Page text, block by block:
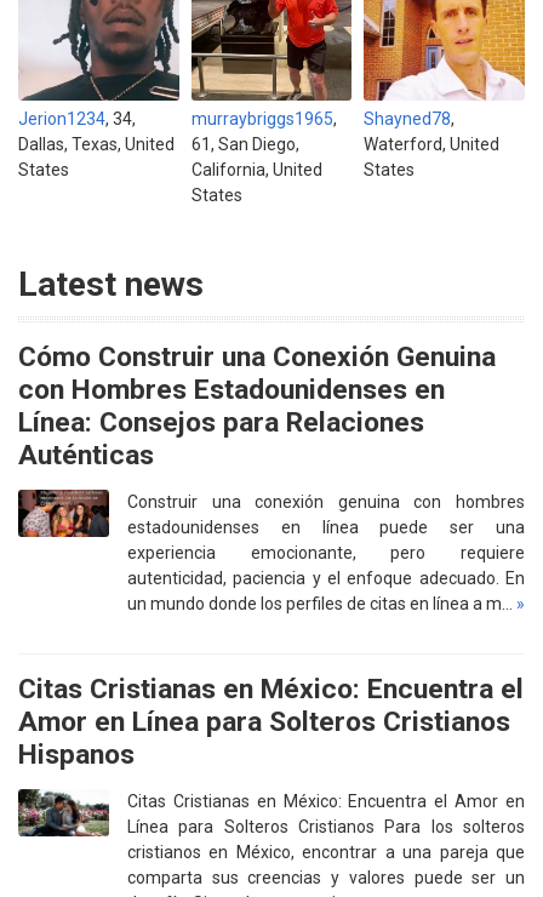
Jerion1234, 34,
Dallas, Texas, United
States
murraybriggs1965,
61, San Diego,
California, United
States
Shayned78,
Waterford, United
States
Latest news
Cómo Construir una Conexión Genuina
con Hombres Estadounidenses en
Línea: Consejos para Relaciones
Auténticas
Construir una conexión genuina con hombres
estadounidenses en línea puede ser una
experiencia emocionante, pero requiere
autenticidad, paciencia y el enfoque adecuado. En
un mundo donde los perfiles de citas en línea a m… »
Citas Cristianas en México: Encuentra el
Amor en Línea para Solteros Cristianos
Hispanos
Citas Cristianas en México: Encuentra el Amor en
Línea para Solteros Cristianos Para los solteros
cristianos en México, encontrar a una pareja que
comparta sus creencias y valores puede ser un